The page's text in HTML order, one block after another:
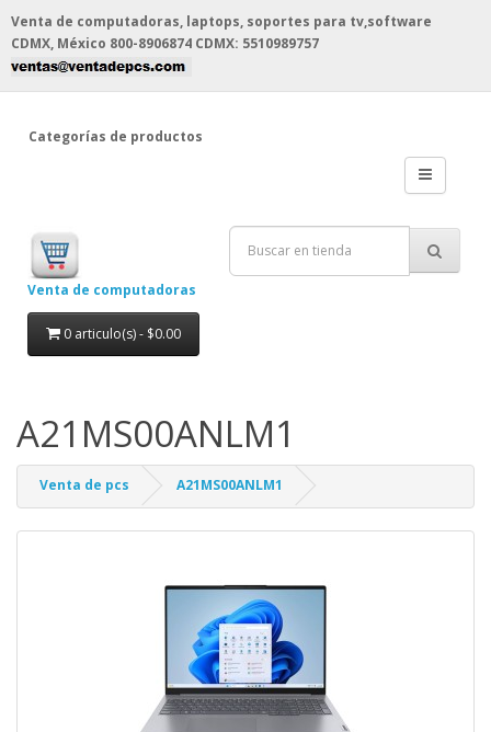
Venta de computadoras, laptops, soportes para tv,software
CDMX, México 800-8906874 CDMX: 5510989757
Categorías de productos
Venta de computadoras
0 articulo(s) - $0.00
A21MS00ANLM1
Venta de pcs A21MS00ANLM1